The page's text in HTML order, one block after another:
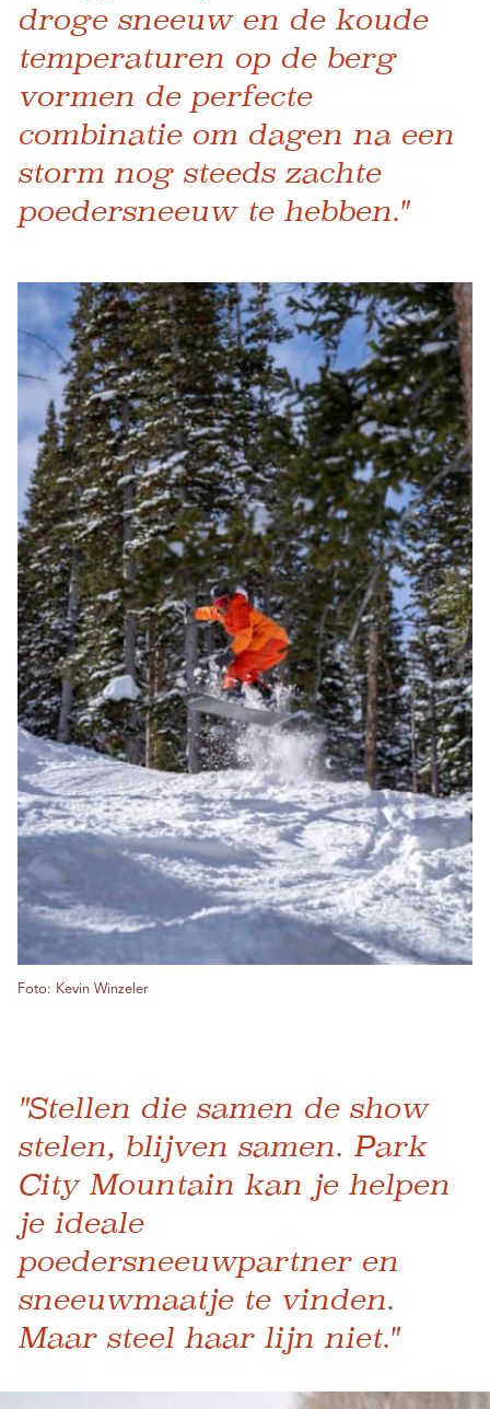
droge sneeuw en de koude
temperaturen op de berg
vormen de perfecte
combinatie om dagen na een
storm nog steeds zachte
poedersneeuw te hebben."
Foto: Kevin Winzeler
"Stellen die samen de show
stelen, blijven samen. Park
City Mountain kan je helpen
je ideale
poedersneeuwpartner en
sneeuwmaatje te vinden.
Maar steel haar lijn niet."